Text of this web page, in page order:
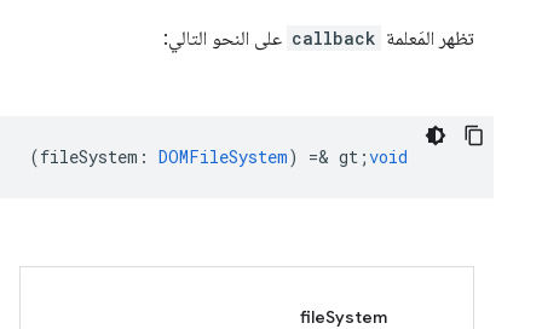
تظهر المَعلمة callback على النحو التالي:
(fileSystem : DOMFileSystem) =& gt;void
fileSystem